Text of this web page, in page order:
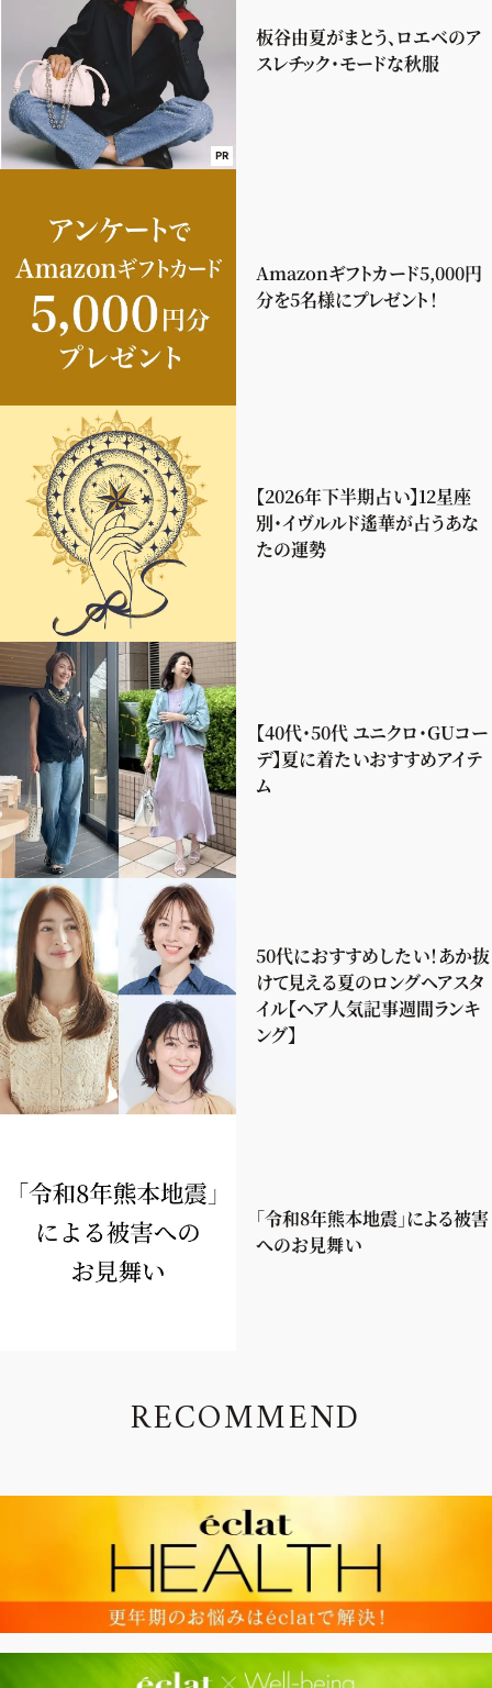
PR
板谷由夏がまとう、ロエベのア
スレチック・モードな秋服
Amazonギフトカード5,000円
分を5名様にプレゼント！
【2026年下半期占い】12星座
別・イヴルルド遙華が占うあな
たの運勢
【40代・50代 ユニクロ・GUコー
デ】夏に着たいおすすめアイテ
ム
50代におすすめしたい！あか抜
けて見える夏のロングヘアスタ
イル【ヘア人気記事週間ランキ
ング】
「令和8年熊本地震」による被害
へのお見舞い
RECOMMEND